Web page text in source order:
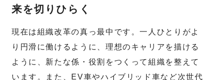
来を切りひらく
現在は組織改革の真っ最中です。一人ひとりがよ
り円滑に働けるように、理想のキャリアを描ける
ように、新たな係・役割をつくって組織を整えて
います。また、EV車やハイブリッド車など次世代